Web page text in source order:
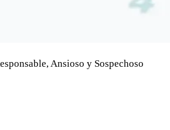
Ansioso y Sospechoso